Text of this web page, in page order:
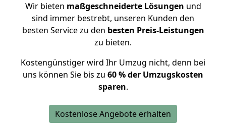
Wir bieten maßgeschneiderte Lösungen und
sind immer bestrebt, unseren Kunden den
besten Service zu den besten Preis-Leistungen
zu bieten.
Kostengünstiger wird Ihr Umzug nicht, denn bei
uns können Sie bis zu 60 % der Umzugskosten
sparen.
Kostenlose Angebote erhalten